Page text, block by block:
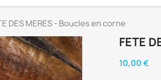
DES MERES - Boucles en corne
FETE
10,00 €